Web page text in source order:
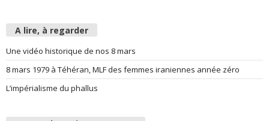
A lire, à regarder
Une vidéo historique de nos 8 mars
8 mars 1979 à Téhéran, MLF des femmes iraniennes année zéro
L’impérialisme du phallus